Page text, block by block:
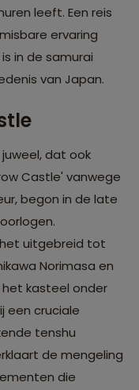
leeft. Een reis
ervaring
in de samurai
van Japan.
dat ook
Castle' vanwege
begon in de late
het uitgebreid tot
Norimasa en
het kasteel onder
een cruciale
tenshu
de mengeling
die